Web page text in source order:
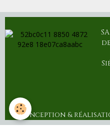
Conception &